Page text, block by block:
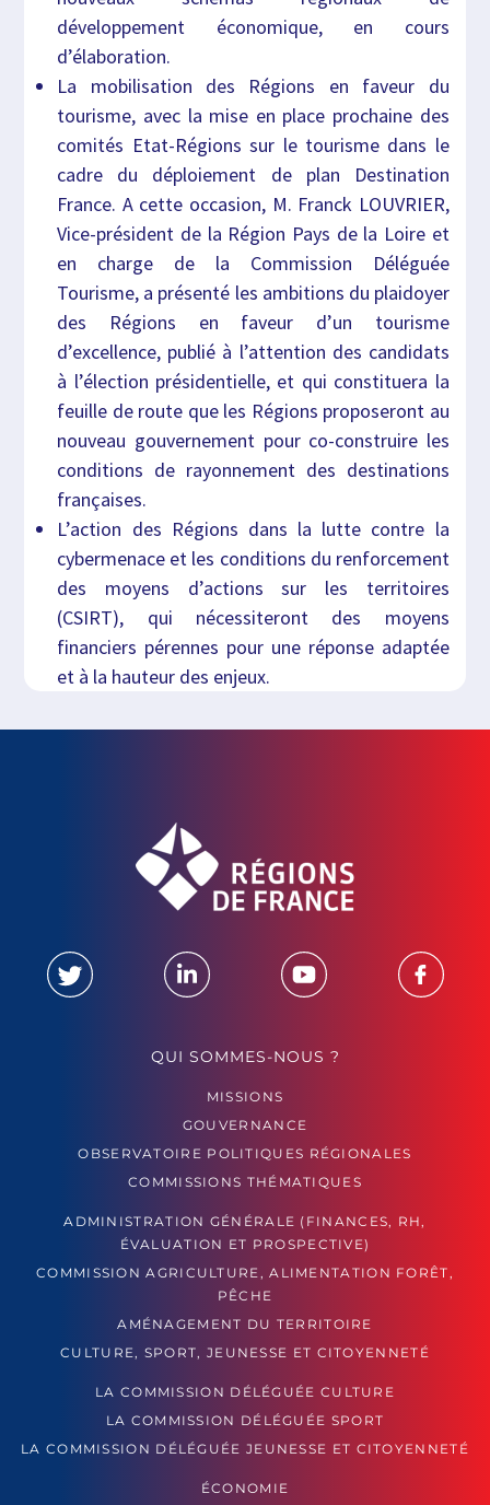
développement économique, en cours
d’élaboration.
La mobilisation des Régions en faveur du
tourisme, avec la mise en place prochaine des
comités Etat-Régions sur le tourisme dans le
cadre du déploiement de plan Destination
France. A cette occasion, M. Franck LOUVRIER,
Vice-président de la Région Pays de la Loire et
en charge de la Commission Déléguée
Tourisme, a présenté les ambitions du plaidoyer
des Régions en faveur d’un tourisme
d’excellence, publié à l’attention des candidats
à l’élection présidentielle, et qui constituera la
feuille de route que les Régions proposeront au
nouveau gouvernement pour co-construire les
conditions de rayonnement des destinations
françaises.
L’action des Régions dans la lutte contre la
cybermenace et les conditions du renforcement
des moyens d’actions sur les territoires
(CSIRT), qui nécessiteront des moyens
financiers pérennes pour une réponse adaptée
et à la hauteur des enjeux.
QUI SOMMES-NOUS ?
MISSIONS
GOUVERNANCE
OBSERVATOIRE POLITIQUES RÉGIONALES
COMMISSIONS THÉMATIQUES
ADMINISTRATION GÉNÉRALE (FINANCES, RH,
ÉVALUATION ET PROSPECTIVE)
COMMISSION AGRICULTURE, ALIMENTATION FORÊT,
PÊCHE
AMÉNAGEMENT DU TERRITOIRE
CULTURE, SPORT, JEUNESSE ET CITOYENNETÉ
LA COMMISSION DÉLÉGUÉE CULTURE
LA COMMISSION DÉLÉGUÉE SPORT
LA COMMISSION DÉLÉGUÉE JEUNESSE ET CITOYENNETÉ
ÉCONOMIE